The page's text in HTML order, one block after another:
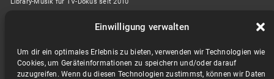
Einwilligung verwalten
Um dir ein optimales Erlebnis zu bieten, verwenden wir Technologien wie
Cookies, um Geräteinformationen zu speichern und/oder darauf
zuzugreifen. Wenn du diesen Technologien zustimmst, können wir Daten
Library-Musik für TV-Dokus seit 2010